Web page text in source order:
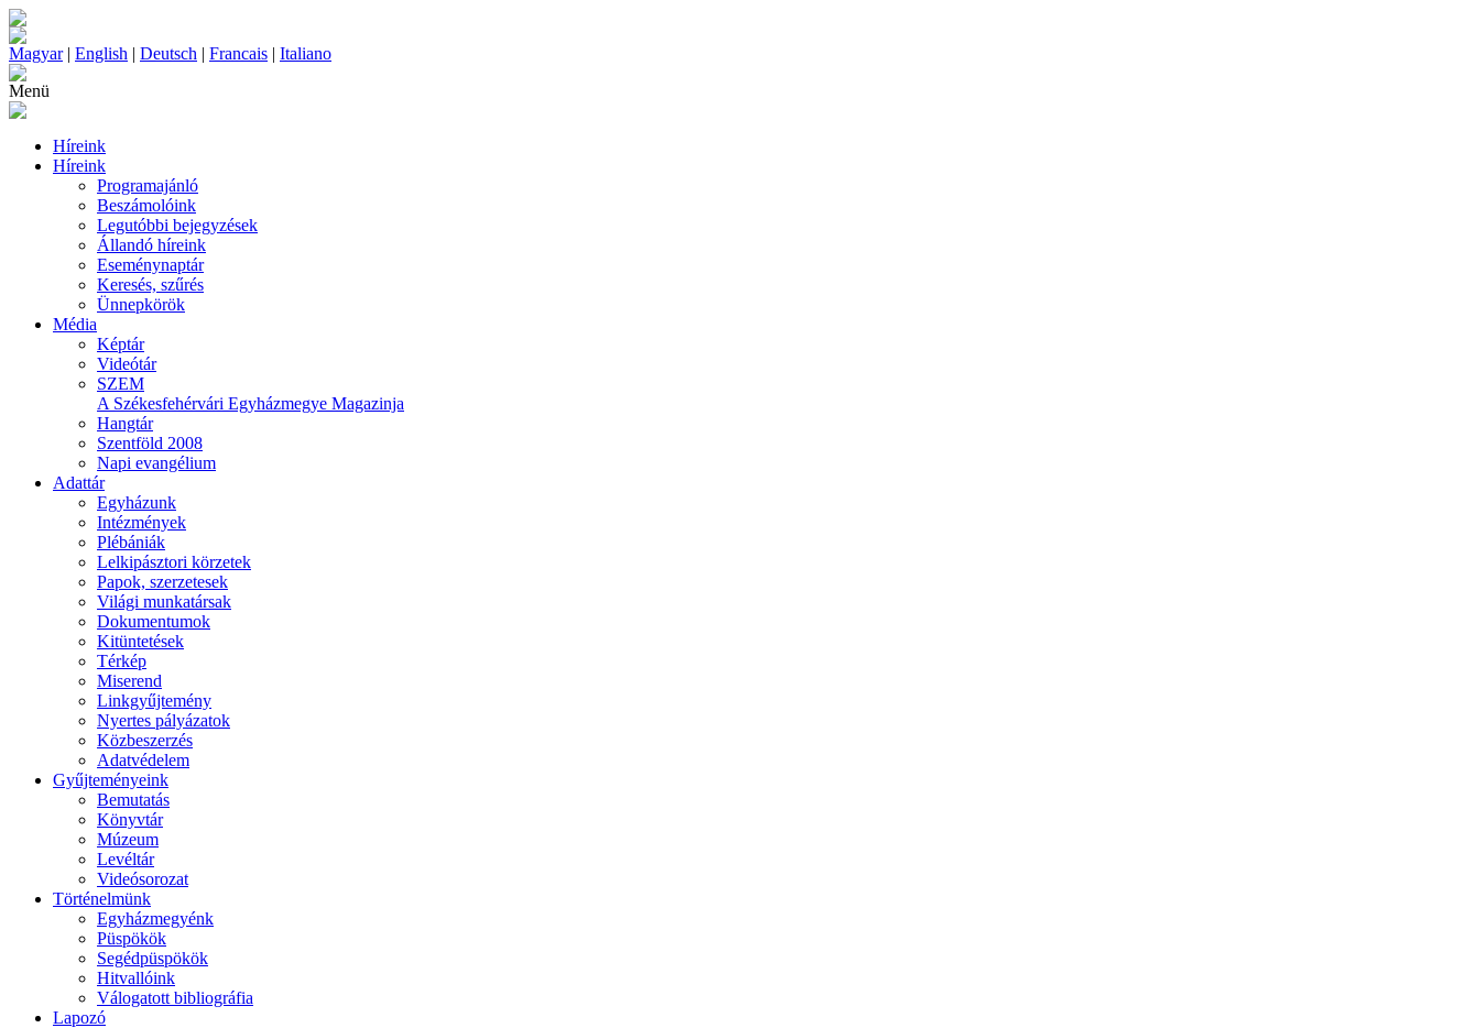
Magyar| English | Deutsch | Francais | Italiano
Menü
Híreink
Híreink
Programajánló
Beszámolóink
Legutóbbi bejegyzések
Állandó híreink
Eseménynaptár
Keresés, szűrés
Ünnepkörök
Média
Képtár
Videótár
SZEM
A Székesfehérvári Egyházmegye Magazinja
Hangtár
Szentföld 2008
Napi evangélium
Adattár
Egyházunk
Intézmények
Plébániák
Lelkipásztori körzetek
Papok, szerzetesek
Világi munkatársak
Dokumentumok
Kitüntetések
Térkép
Miserend
Linkgyűjtemény
Nyertes pályázatok
Közbeszerzés
Adatvédelem
Gyűjteményeink
Bemutatás
Könyvtár
Múzeum
Levéltár
Videósorozat
Történelmünk
Egyházmegyénk
Püspökök
Segédpüspökök
Hitvallóink
Válogatott bibliográfia
Lapozó